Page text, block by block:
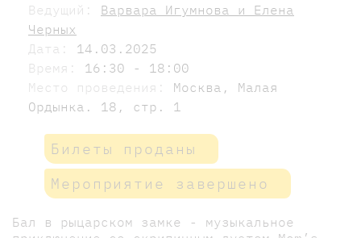
Ведущий: Варвара Игумнова и Елена
Черных
Дата: 14.03.2025
Время: 16:30 - 18:00
Место проведения: Москва, Малая
Ордынка. 18, стр. 1
Билеты проданы
Мероприятие завершено
Бал в рыцарском замке - музыкальное